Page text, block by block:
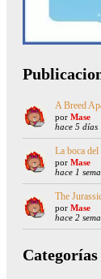
A Breed
por Mase
hace 5 días
La boca
por Mase
hace 1
The
por Mase
hace 2
Categorías